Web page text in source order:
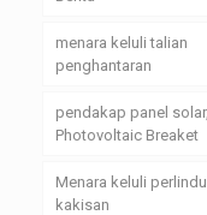
menara keluli talian
penghantaran
pendakap panel
Photovoltaic Breaket
Menara keluli
kakisan